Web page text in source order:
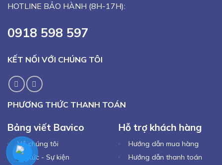
HOTLINE BẢO HÀNH (8H-17H):
0918 598 597
KẾT NỐI VỚI CHÚNG TÔI
PHƯƠNG THỨC THANH TOÁN
Bảng viết Bavico
Về chúng tôi
Tin tức - Sự kiện
Hỗ trợ khách hàng
Hướng dẫn mua hàng
Hướng dẫn thanh toán